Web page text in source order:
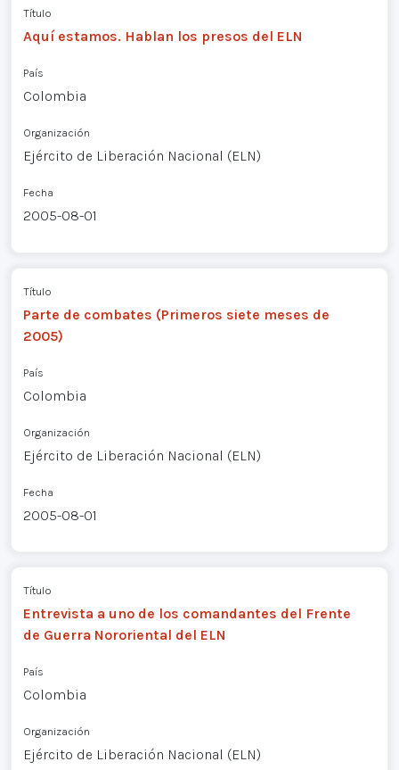
Título
Aquí estamos. Hablan los presos del ELN
País
Colombia
Organización
Ejército de Liberación Nacional (ELN)
Fecha
2005-08-01
Título
Parte de combates (Primeros siete meses de
2005)
País
Colombia
Organización
Ejército de Liberación Nacional (ELN)
Fecha
2005-08-01
Título
Entrevista a uno de los comandantes del Frente
de Guerra Nororiental del ELN
País
Colombia
Organización
Ejército de Liberación Nacional (ELN)